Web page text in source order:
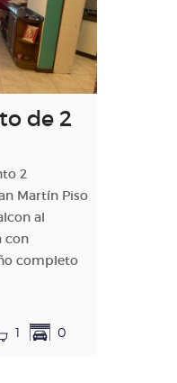
de 2
2
Martín Piso
al
con
completo
1 0